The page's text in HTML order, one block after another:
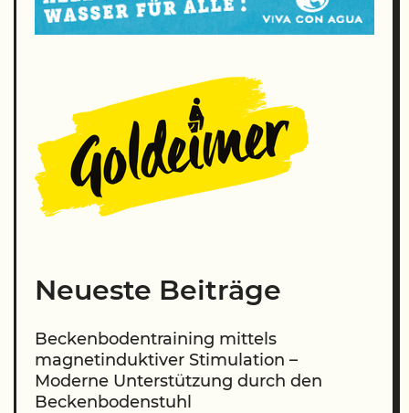
Neueste Beiträge
Beckenbodentraining mittels
magnetinduktiver Stimulation –
Moderne Unterstützung durch den
Beckenbodenstuhl